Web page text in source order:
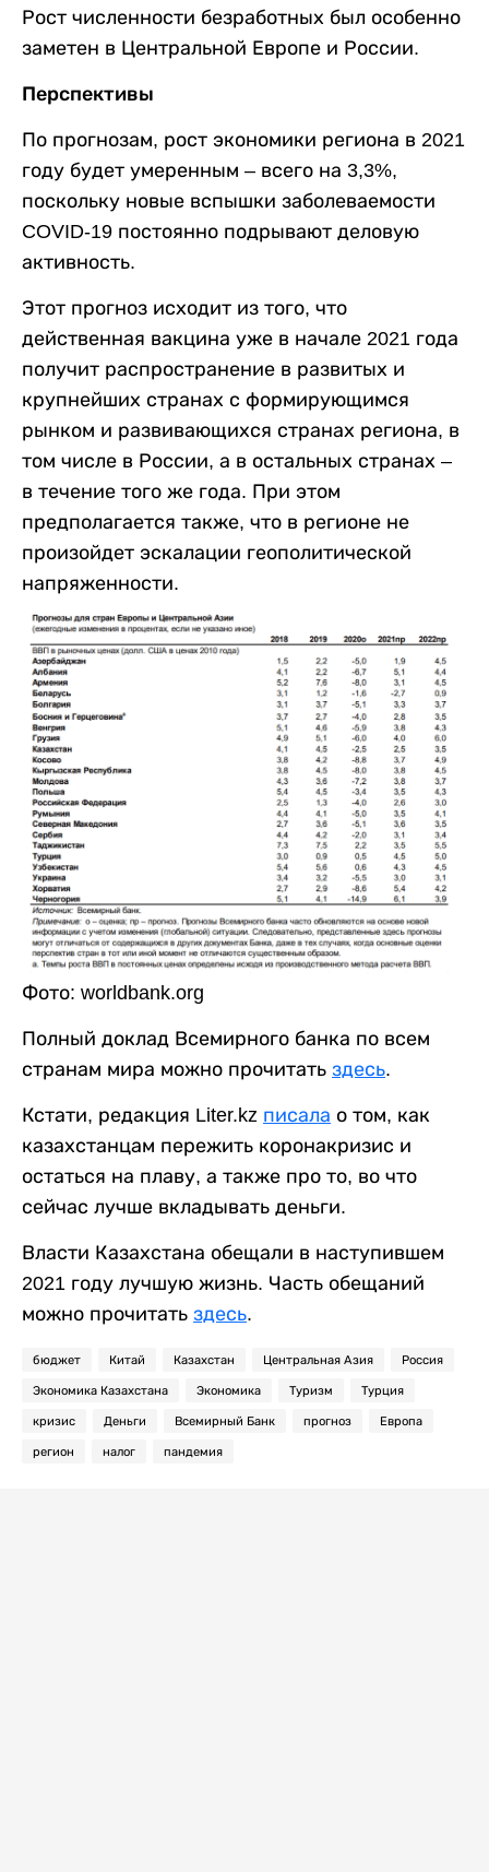
Рост численности безработных был особенно
заметен в Центральной Европе и России.
Перспективы
По прогнозам, рост экономики региона в 2021
году будет умеренным – всего на 3,3%,
поскольку новые вспышки заболеваемости
COVID-19 постоянно подрывают деловую
активность.
Этот прогноз исходит из того, что
действенная вакцина уже в начале 2021 года
получит распространение в развитых и
крупнейших странах с формирующимся
рынком и развивающихся странах региона, в
том числе в России, а в остальных странах –
в течение того же года. При этом
предполагается также, что в регионе не
произойдет эскалации геополитической
напряженности.
Фото: worldbank.org
Полный доклад Всемирного банка по всем
странам мира можно прочитать здесь.
Кстати, редакция Liter.kz писала о том, как
казахстанцам пережить коронакризис и
остаться на плаву, а также про то, во что
сейчас лучше вкладывать деньги.
Власти Казахстана обещали в наступившем
2021 году лучшую жизнь. Часть обещаний
можно прочитать здесь.
бюджет Китай Казахстан Центральная Азия Россия
Экономика Казахстана Экономика Туризм Турция
кризис Деньги Всемирный Банк прогноз Европа
регион налог пандемия